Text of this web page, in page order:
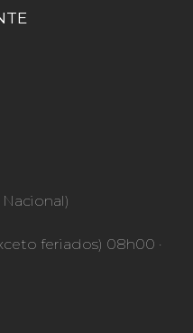
feriados) 08h00 ·